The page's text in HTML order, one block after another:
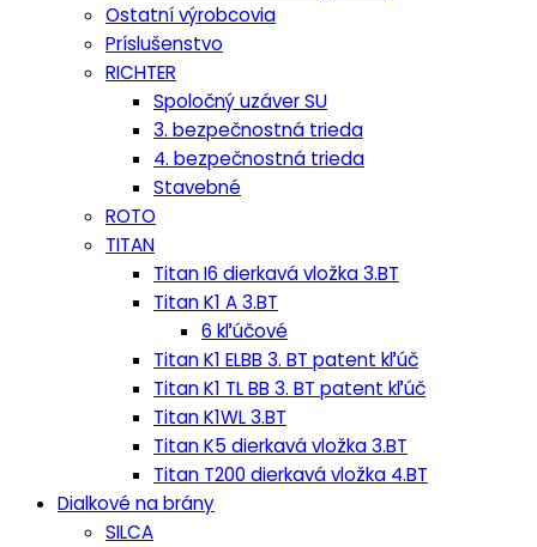
Ostatní výrobcovia
Príslušenstvo
RICHTER
Spoločný uzáver SU
3. bezpečnostná trieda
4. bezpečnostná trieda
Stavebné
ROTO
TITAN
Titan I6 dierkavá vložka 3.BT
Titan K1 A 3.BT
6 kľúčové
Titan K1 ELBB 3. BT patent kľúč
Titan K1 TL BB 3. BT patent kľúč
Titan K1WL 3.BT
Titan K5 dierkavá vložka 3.BT
Titan T200 dierkavá vložka 4.BT
Dialkové na brány
SILCA